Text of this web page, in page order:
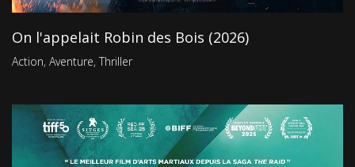
On l'appelait Robin des Bois (2026)
Action, Aventure, Thriller